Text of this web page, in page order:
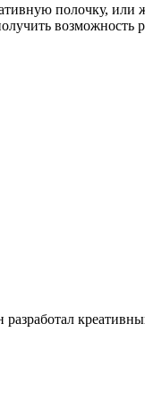
полочку, или
возможность